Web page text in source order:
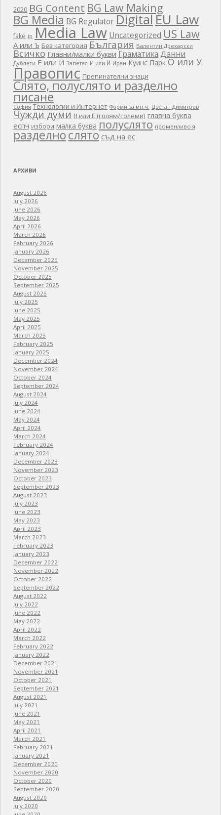
2020 BG Content BG Law Making
BG Media BG RegulatorDigitalEU Law
fake ip Media Law Uncategorized US Law
А или Ъ Без категория България Валентин Дрехарски
Всичко Главни/малки букви Граматика Данни
Дублети Е или И Запетая И или Й Иран Куинс Парк О или У
Правопис Препинателни знаци
Слято, полуслято и разделно
писане
София Технологии и Интернет Форми за мн.ч. Цветан Димитров
Чужди думи Я или Е (голям/големи) главна буква
еспч избори малка буква полуслято променливо я
разделнослято съд на ес
АРХИВИ
August 2026
July 2026
June 2026
May 2026
April 2026
March 2026
February 2026
January 2026
December 2025
November 2025
October 2025
September 2025
August 2025
July 2025
June 2025
May 2025
April 2025
March 2025
February 2025
January 2025
December 2024
November 2024
October 2024
September 2024
August 2024
July 2024
June 2024
May 2024
April 2024
March 2024
February 2024
January 2024
December 2023
November 2023
October 2023
September 2023
August 2023
July 2023
June 2023
May 2023
April 2023
March 2023
February 2023
January 2023
December 2022
November 2022
October 2022
September 2022
August 2022
July 2022
June 2022
May 2022
April 2022
March 2022
February 2022
January 2022
December 2021
November 2021
October 2021
September 2021
August 2021
July 2021
June 2021
May 2021
April 2021
March 2021
February 2021
January 2021
December 2020
November 2020
October 2020
September 2020
August 2020
July 2020